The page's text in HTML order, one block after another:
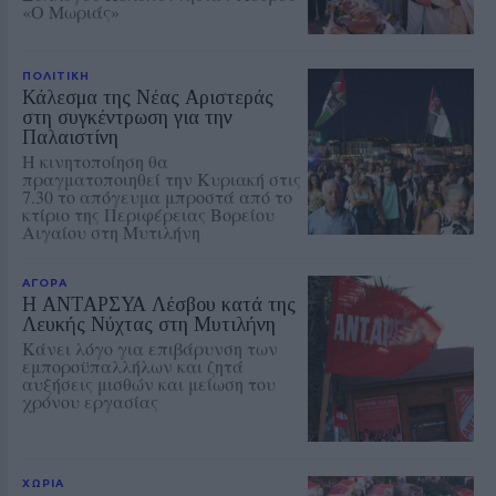
«Ο Μωριάς»
ΠΟΛΙΤΙΚΗ
Κάλεσμα της Νέας Αριστεράς
στη συγκέντρωση για την
Παλαιστίνη
Η κινητοποίηση θα
πραγματοποιηθεί την Κυριακή στις
7.30 το απόγευμα μπροστά από το
κτίριο της Περιφέρειας Βορείου
Αιγαίου στη Μυτιλήνη
ΑΓΟΡΑ
Η ΑΝΤΑΡΣΥΑ Λέσβου κατά της
Λευκής Νύχτας στη Μυτιλήνη
Κάνει λόγο για επιβάρυνση των
εμποροϋπαλλήλων και ζητά
αυξήσεις μισθών και μείωση του
χρόνου εργασίας
ΧΩΡΙΑ